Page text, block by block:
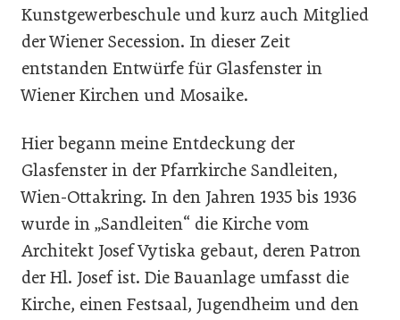
Kunstgewerbeschule und kurz auch Mitglied
der Wiener Secession. In dieser Zeit
entstanden Entwürfe für Glasfenster in
Wiener Kirchen und Mosaike.
Hier begann meine Entdeckung der
Glasfenster in der Pfarrkirche Sandleiten,
Wien-Ottakring. In den Jahren 1935 bis 1936
wurde in „Sandleiten“ die Kirche vom
Architekt Josef Vytiska gebaut, deren Patron
der Hl. Josef ist. Die Bauanlage umfasst die
Kirche, einen Festsaal, Jugendheim und den